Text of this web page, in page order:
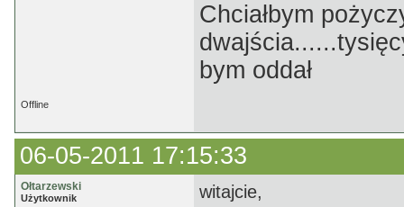
Chciałbym
bym oddał
Offline
06-05-2011 17:15:33
Ołtarzewski
Użytkownik
witajcie,